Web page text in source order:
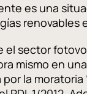
es una
renovables
el sector
mismo en
la moratoria